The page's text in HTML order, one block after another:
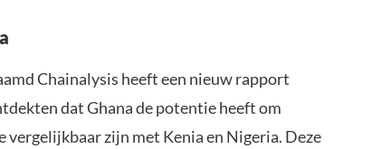
Chainalysis heeft een nieuw rapport
dat Ghana de potentie heeft om
zijn met Kenia en Nigeria. Deze